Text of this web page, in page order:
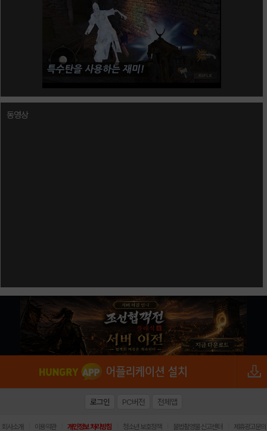
동영상
로그인 PC버전 전체앱
회사소개 이용약관 개인정보 처리방침 청소년 보호정책 불법촬영물 신고센터 제휴광고문의